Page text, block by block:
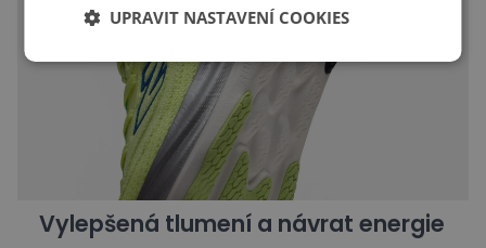
Vylepšená tlumení a návrat energie
UPRAVIT NASTAVENÍ COOKIES